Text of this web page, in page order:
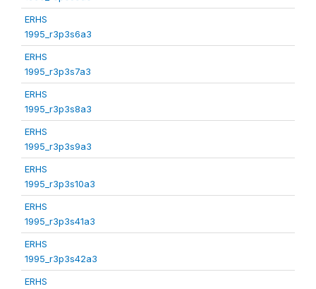
ERHS
1995_r3p3s6a3
ERHS
1995_r3p3s7a3
ERHS
1995_r3p3s8a3
ERHS
1995_r3p3s9a3
ERHS
1995_r3p3s10a3
ERHS
1995_r3p3s41a3
ERHS
1995_r3p3s42a3
ERHS